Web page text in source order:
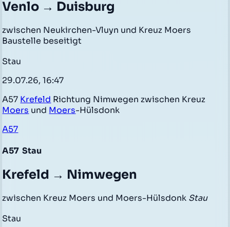
Venlo → Duisburg
zwischen Neukirchen-Vluyn und Kreuz Moers
Baustelle beseitigt
Stau
29.07.26, 16:47
A57 Krefeld Richtung Nimwegen zwischen Kreuz
Moers und Moers-Hülsdonk
A57
A57 Stau
Krefeld → Nimwegen
zwischen Kreuz Moers und Moers-Hülsdonk Stau
Stau